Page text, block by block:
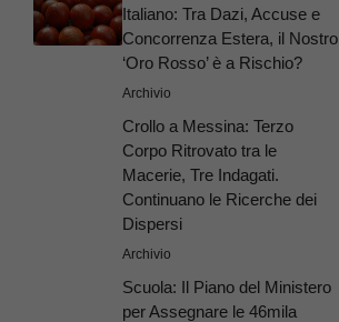
Italiano: Tra Dazi, Accuse e
Concorrenza Estera, il Nostro
‘Oro Rosso’ è a Rischio?
Archivio
Crollo a Messina: Terzo
Corpo Ritrovato tra le
Macerie, Tre Indagati.
Continuano le Ricerche dei
Dispersi
Archivio
Scuola: Il Piano del Ministero
per Assegnare le 46mila